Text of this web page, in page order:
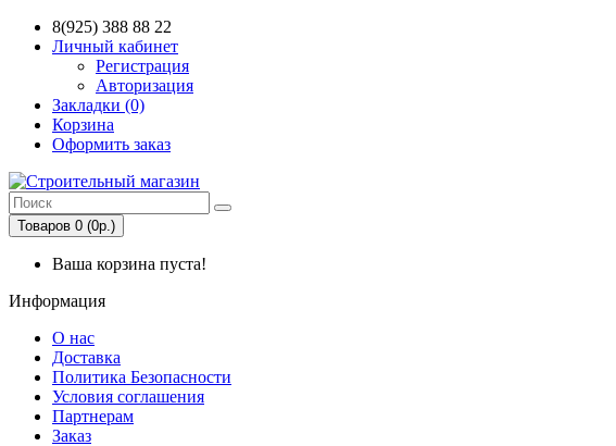
8(925) 388 88 22
Личный кабинет
Регистрация
Авторизация
Закладки (0)
Корзина
Оформить заказ
Товаров 0 (0р.)
Ваша корзина пуста!
Информация
О нас
Доставка
Политика Безопасности
Условия соглашения
Партнерам
Заказ